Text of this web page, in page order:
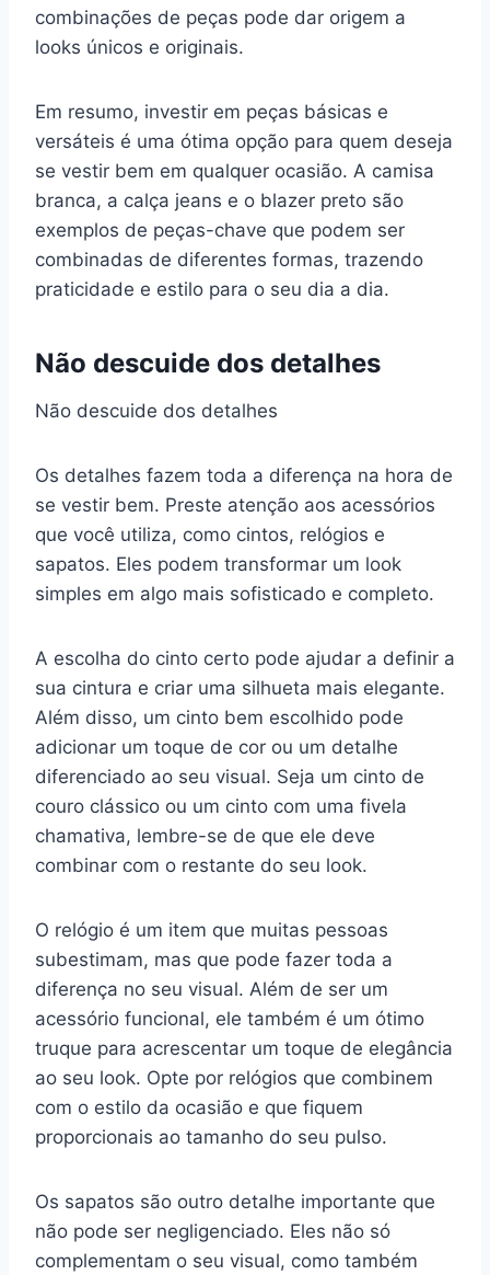
combinações de peças pode dar origem a
looks únicos e originais.
Em resumo, investir em peças básicas e
versáteis é uma ótima opção para quem deseja
se vestir bem em qualquer ocasião. A camisa
branca, a calça jeans e o blazer preto são
exemplos de peças-chave que podem ser
combinadas de diferentes formas, trazendo
praticidade e estilo para o seu dia a dia.
Não descuide dos detalhes
Não descuide dos detalhes
Os detalhes fazem toda a diferença na hora de
se vestir bem. Preste atenção aos acessórios
que você utiliza, como cintos, relógios e
sapatos. Eles podem transformar um look
simples em algo mais sofisticado e completo.
A escolha do cinto certo pode ajudar a definir a
sua cintura e criar uma silhueta mais elegante.
Além disso, um cinto bem escolhido pode
adicionar um toque de cor ou um detalhe
diferenciado ao seu visual. Seja um cinto de
couro clássico ou um cinto com uma fivela
chamativa, lembre-se de que ele deve
combinar com o restante do seu look.
O relógio é um item que muitas pessoas
subestimam, mas que pode fazer toda a
diferença no seu visual. Além de ser um
acessório funcional, ele também é um ótimo
truque para acrescentar um toque de elegância
ao seu look. Opte por relógios que combinem
com o estilo da ocasião e que fiquem
proporcionais ao tamanho do seu pulso.
Os sapatos são outro detalhe importante que
não pode ser negligenciado. Eles não só
complementam o seu visual, como também